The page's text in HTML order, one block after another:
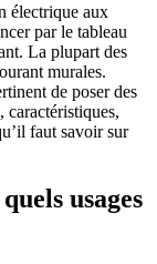
électrique aux
par le tableau
La plupart des
murales.
de poser des
caractéristiques,
faut savoir sur
usages